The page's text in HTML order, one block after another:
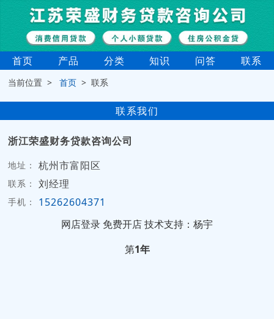
首页 产品 分类 知识 问答 联系
当前位置 >首页 > 联系
联系我们
浙江荣盛财务贷款咨询公司
地址： 杭州市富阳区
联系： 刘经理
手机：
15262604371
网店登录 免费开店技术支持：杨宇
第1年